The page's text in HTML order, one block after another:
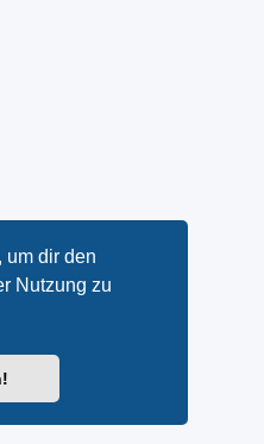
um dir den
Nutzung zu